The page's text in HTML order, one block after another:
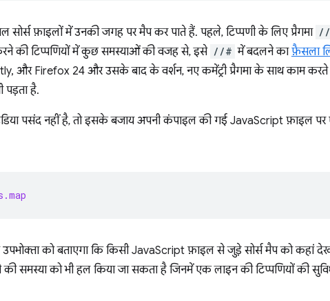
फ़ाइलों में उनकी जगह पर मैप कर पाते हैं. पहले, टिप्पणी के लिए प्रैगमा //
की टिप्पणियों में कुछ समस्याओं की वजह से, इसे //# में बदलने काफ़ैसला
और Firefox 24 और उसके बाद के वर्शन, नए कमेंट्री प्रैगमा के साथ काम
पड़ता है.
पसंद नहीं है, तो इसके बजाय अपनी कंपाइल की गई JavaScript फ़ाइल
को बताएगा कि किसी JavaScript फ़ाइल से जुड़े सोर्स मैप को कहां
समस्या को भी हल किया जा सकता है जिनमें एक लाइन की टिप्पणियों की